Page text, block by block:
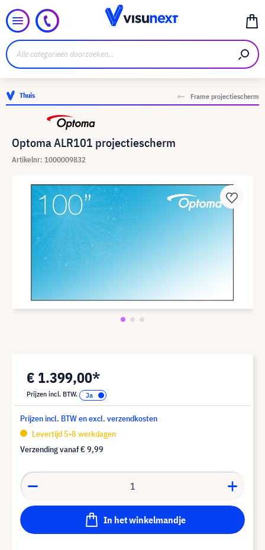
Thuis Frame projectiescherm
Optoma ALR101 projectiescherm
Artikelnr: 1000009832
€ 1.399,00*
Prijzen incl. BTW.
Prijzen incl. BTW en excl. verzendkosten
Levertijd 5-8 werkdagen
Verzending vanaf€ 9,99
In het winkelmandje